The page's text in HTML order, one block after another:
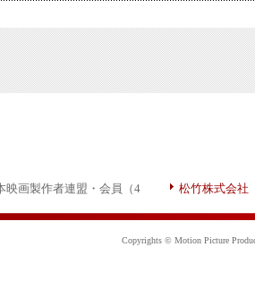
画製作者連盟・会員（4
松竹株式会社
Copyrights © Motion Picture